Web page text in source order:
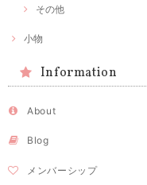
その他
小物
Information
About
Blog
メンバーシップ